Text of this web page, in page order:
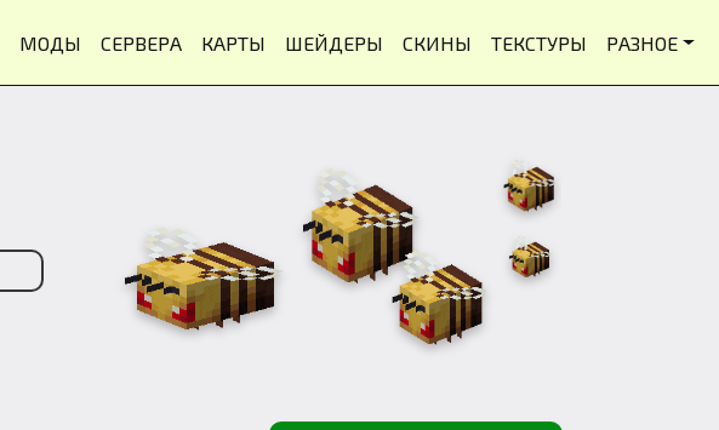
МОДЫ СЕРВЕРА КАРТЫ ШЕЙДЕРЫ СКИНЫ ТЕКСТУРЫ РАЗНОЕ